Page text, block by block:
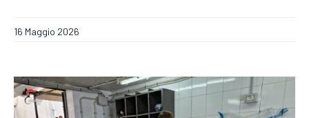
VENETO
POLITICA
VENETO
POLITICA
VENETO
POLITICA
16 Maggio 2026